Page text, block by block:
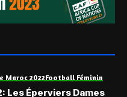
Maroc 2022Football Féminin
Les Éperviers Dames